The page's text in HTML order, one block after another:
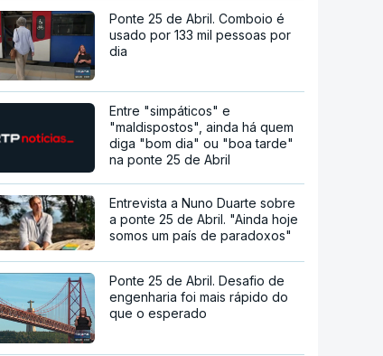
Ponte 25 de Abril. Comboio é
usado por 133 mil pessoas por
dia
Entre "simpáticos" e
"maldispostos", ainda há quem
diga "bom dia" ou "boa tarde"
na ponte 25 de Abril
Entrevista a Nuno Duarte sobre
a ponte 25 de Abril. "Ainda hoje
somos um país de paradoxos"
Ponte 25 de Abril. Desafio de
engenharia foi mais rápido do
que o esperado